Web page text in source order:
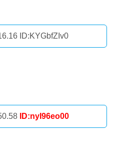
ID:KYGbfZIv0
ID:nyI96eo00